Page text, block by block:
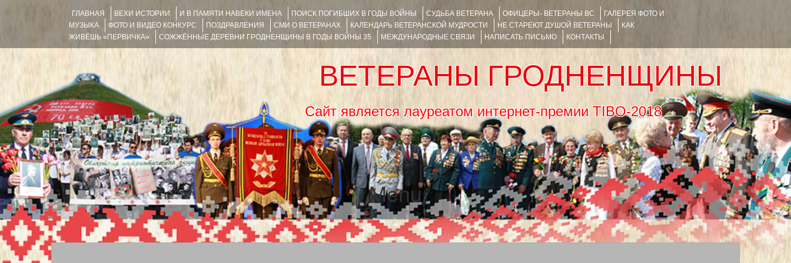
ГЛАВНАЯ ВЕХИ ИСТОРИИ И В ПАМЯТИ НАВЕКИ ИМЕНА ПОИСК ПОГИБШИХ В ГОДЫ ВОЙНЫ СУДЬБА ВЕТЕРАНА ОФИЦЕРЫ- ВЕТЕРАНЫ ВС
ГАЛЕРЕЯ ФОТО И
МУЗЫКА
ФОТО И ВИДЕО КОНКУРС ПОЗДРАВЛЕНИЯ СМИ О ВЕТЕРАНАХ КАЛЕНДАРЬ ВЕТЕРАНСКОЙ МУДРОСТИ НЕ СТАРЕЮТ ДУШОЙ ВЕТЕРАНЫ
КАК
ЖИВЁШЬ «ПЕРВИЧКА»
СОЖЖЁННЫЕ ДЕРЕВНИ ГРОДНЕНЩИНЫ В ГОДЫ ВОЙНЫ 35 МЕЖДУНАРОДНЫЕ СВЯЗИ НАПИСАТЬ ПИСЬМО КОНТАКТЫ
ВЕТЕРАНЫ ГРОДНЕНЩИНЫ
Сайт является лауреатом интернет-премии TIBO-2018
Menu
SKIP TO CONTENT